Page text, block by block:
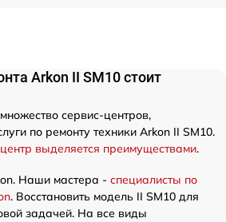
Arkon II SM10 стоит
сервис-центров,
по ремонту техники Arkon II SM10.
выделяется преимуществами.
Наши мастера - специалисты по
. Восстановить модель II SM10 для
задачей. На все виды